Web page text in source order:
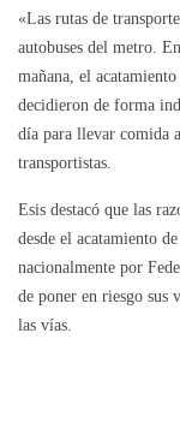
«Las rutas de
autobuses del metro.
mañana, el
decidieron de forma
día para llevar comida
transportistas.
Esis destacó que las
desde el acatamiento
nacionalmente por
de poner en riesgo sus
las vías.